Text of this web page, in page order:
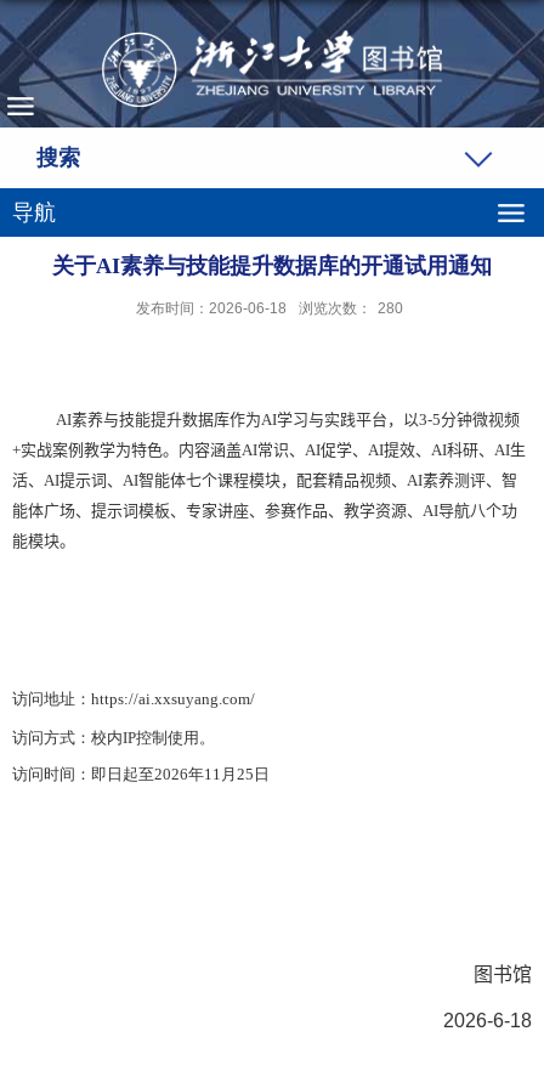
搜索
导航
关于AI素养与技能提升数据库的开通试用通知
发布时间：2026-06-18 浏览次数： 280
AI素养与技能提升数据库作为AI学习与实践平台，以3-5分钟微视频
+实战案例教学为特色。内容涵盖AI常识、 AI促学、 AI提效、 AI科研、 AI生
活、 AI提示词、 AI智能体七个课程模块，配套精品视频、 AI素养测评、智
能体广场、提示词模板、专家讲座、参赛作品、教学资源、 AI导航八个功
能模块。
访问地址： https://ai.xxsuyang.com/
访问方式：校内IP控制使用。
访问时间：即日起至2026年11 月 25 日
图书馆
2026-6-18